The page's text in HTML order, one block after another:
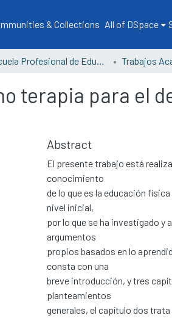
& Collections All of DSpace
Escuela Profesional de Educación Trabajos
terapia para el
Abstract
El presente trabajo está
conocimiento
de lo que es la educación
nivel inicial,
por lo que se ha investigado y
argumentos
propios basados en lo
consta con una
breve introducción, y tres
planteamientos
generales, el capítulo dos